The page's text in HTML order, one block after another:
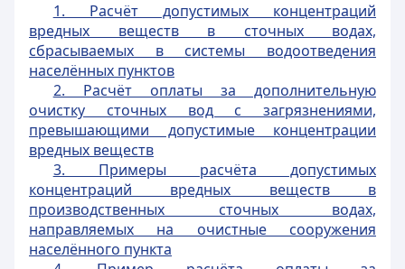
1. Расчёт допустимых концентраций
вредных веществ в сточных водах,
сбрасываемых в системы водоотведения
населённых пунктов
2. Расчёт оплаты за дополнительную
очистку сточных вод с загрязнениями,
превышающими допустимые концентрации
вредных веществ
3. Примеры расчёта допустимых
концентраций вредных веществ в
производственных сточных водах,
направляемых на очистные сооружения
населённого пункта